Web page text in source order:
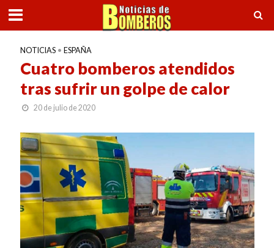
NOTICIAS • ESPAÑA
Cuatro bomberos atendidos
tras sufrir un golpe de calor
20 de julio de 2020